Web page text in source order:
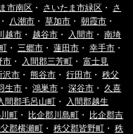
市南区 ・ さいたま市緑区 ・ さ
・ 八潮市 ・草加市 ・朝霞市 ・
越市 ・ 越谷市 ・ 入間市 ・南埼
・三郷市 ・蓮田市 ・幸手市 ・
市 ・ 入間郡三芳町 ・富士見
沢市 ・熊谷市 ・行田市 ・秩父
生市 ・鴻巣市 ・深谷市 ・ 久喜
間郡毛呂山町 ・
入間郡越生
町 ・ 比企郡川島町 ・
比企郡吉
郡横瀬町 ・秩父郡皆野町 ・秩